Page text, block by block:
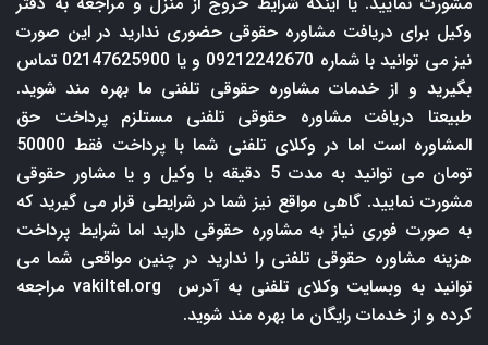
وکیل برای دریافت مشاوره حقوقی حضوری ندارید در این صورت
نیز می توانید با شماره 09212242670 و یا 02147625900 تماس
بگیرید و از خدمات مشاوره حقوقی تلفنی ما بهره مند شوید.
طبیعتا دریافت مشاوره حقوقی تلفنی مستلزم پرداخت حق
المشاوره است اما در وکلای تلفنی شما با پرداخت فقط 50000
تومان می توانید به مدت 5 دقیقه با وکیل و یا مشاور حقوقی
مشورت نمایید. گاهی مواقع نیز شما در شرایطی قرار می گیرید که
به صورت فوری نیاز به مشاوره حقوقی دارید اما شرایط پرداخت
هزینه مشاوره حقوقی تلفنی را ندارید در چنین مواقعی شما می
توانید به وبسایت وکلای تلفنی به آدرس
vakiltel.org مراجعه
کرده و از خدمات رایگان ما بهره مند شوید.